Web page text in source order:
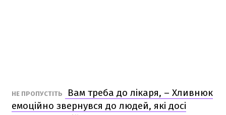
НЕ ПРОПУСТІТЬ
Вам треба до лікаря, – Хливнюк
емоційно звернувся до людей, які досі